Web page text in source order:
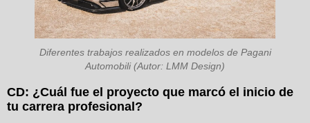
Diferentes trabajos realizados en modelos de Pagani
Automobili (Autor: LMM Design)
CD: ¿Cuál fue el proyecto que marcó el inicio de
tu carrera profesional?